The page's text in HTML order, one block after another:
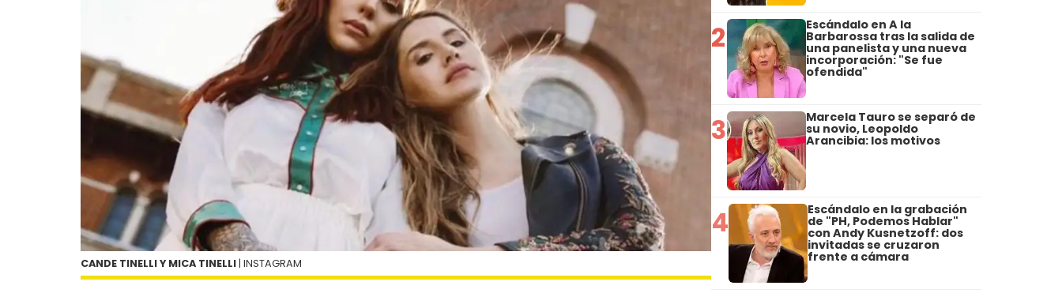
CANDE TINELLI Y MICA TINELLI | INSTAGRAM
2 Escándalo en A la
Barbarossa tras la salida de
una panelista y una nueva
incorporación: "Se fue
ofendida"
3 Marcela Tauro se separó de
su novio, Leopoldo
Arancibia: los motivos
4 Escándalo en la grabación
de "PH, Podemos Hablar"
con Andy Kusnetzoff: dos
invitadas se cruzaron
frente a cámara